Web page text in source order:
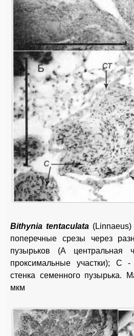
Bithynia tentaculata(Linnaeus)
поперечные срезы через
пузырьков (А центральная
проксимальные участки); С
стенка семенного пузырька.
мкм